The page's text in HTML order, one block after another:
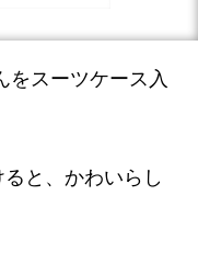
をスーツケース入
と、かわいらし